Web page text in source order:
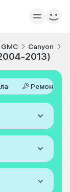
GMC Canyon
2013)
Ремонт